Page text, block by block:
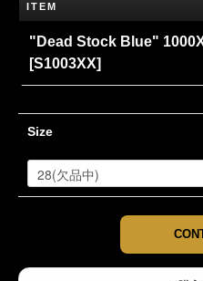
ITEM
"Dead Stock Blue"
[S1003XX]
Size